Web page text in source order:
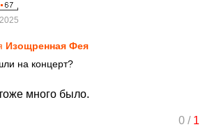
Изощренная Фея
на концерт?
много было.
0/ 1